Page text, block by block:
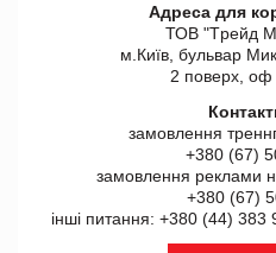
Адреса для
ТОВ "Tрейд
м.Київ, бульвар
2 поверх,
замовлення
+380 (67)
замовлення реклами
+380 (67)
інші питання: +380 (44)